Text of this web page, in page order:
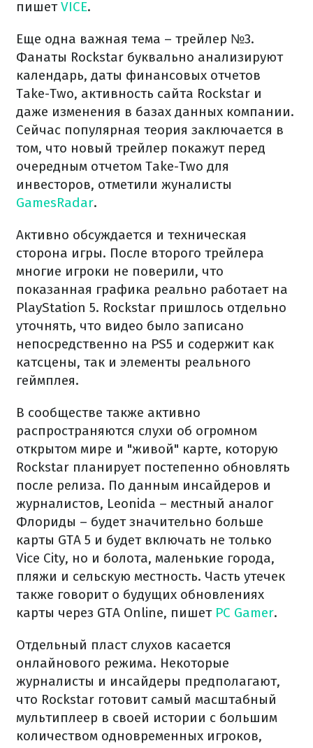
пишетVICE.
Еще одна важная тема – трейлер №3.
Фанаты Rockstar буквально анализируют
календарь, даты финансовых отчетов
Take-Two, активность сайта Rockstar и
даже изменения в базах данных компании.
Сейчас популярная теория заключается в
том, что новый трейлер покажут перед
очередным отчетом Take-Two для
инвесторов, отметили жуналисты
GamesRadar.
Активно обсуждается и техническая
сторона игры. После второго трейлера
многие игроки не поверили, что
показанная графика реально работает на
PlayStation 5. Rockstar пришлось отдельно
уточнять, что видео было записано
непосредственно на PS5 и содержит как
катсцены, так и элементы реального
геймплея.
В сообществе также активно
распространяются слухи об огромном
открытом мире и "живой" карте, которую
Rockstar планирует постепенно обновлять
после релиза. По данным инсайдеров и
журналистов, Leonida – местный аналог
Флориды – будет значительно больше
карты GTA 5 и будет включать не только
Vice City, но и болота, маленькие города,
пляжи и сельскую местность. Часть утечек
также говорит о будущих обновлениях
карты через GTA Online, пишет PC Gamer.
Отдельный пласт слухов касается
онлайнового режима. Некоторые
журналисты и инсайдеры предполагают,
что Rockstar готовит самый масштабный
мультиплеер в своей истории с большим
количеством одновременных игроков,